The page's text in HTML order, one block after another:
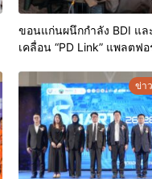
ขอนแก่นผนึกกำลัง BDI แ
เคลื่อน “PD Link” แพลตฟ
ฐานข้อมูลที่แม่นยำและยั่ง
ข่า